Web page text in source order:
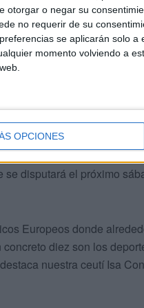
otorgar o negar su
no requerir de su
se aplicarán solo
momento volviendo a
OPCIONES
en el combinado
española acabó en
por Alemania que
disputará el próximo
Europeos donde
diez son los
nuestra ceutí Isa